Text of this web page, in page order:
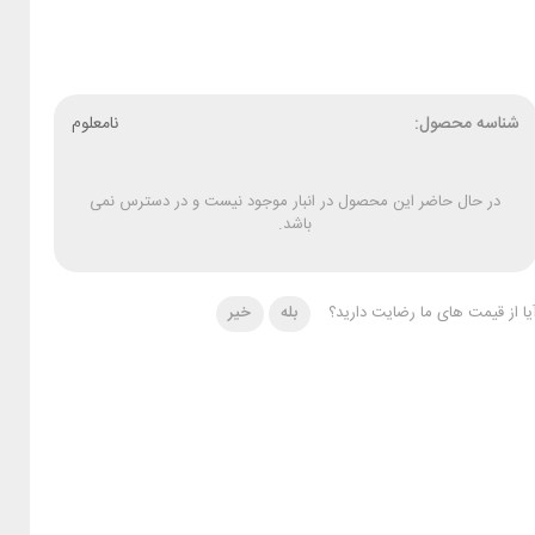
شناسه محصول: نامعلوم
در حال حاضر این محصول در انبار موجود نیست و در دسترس نمی
باشد.
از قیمت های ما رضایت دارید؟ بله خیر